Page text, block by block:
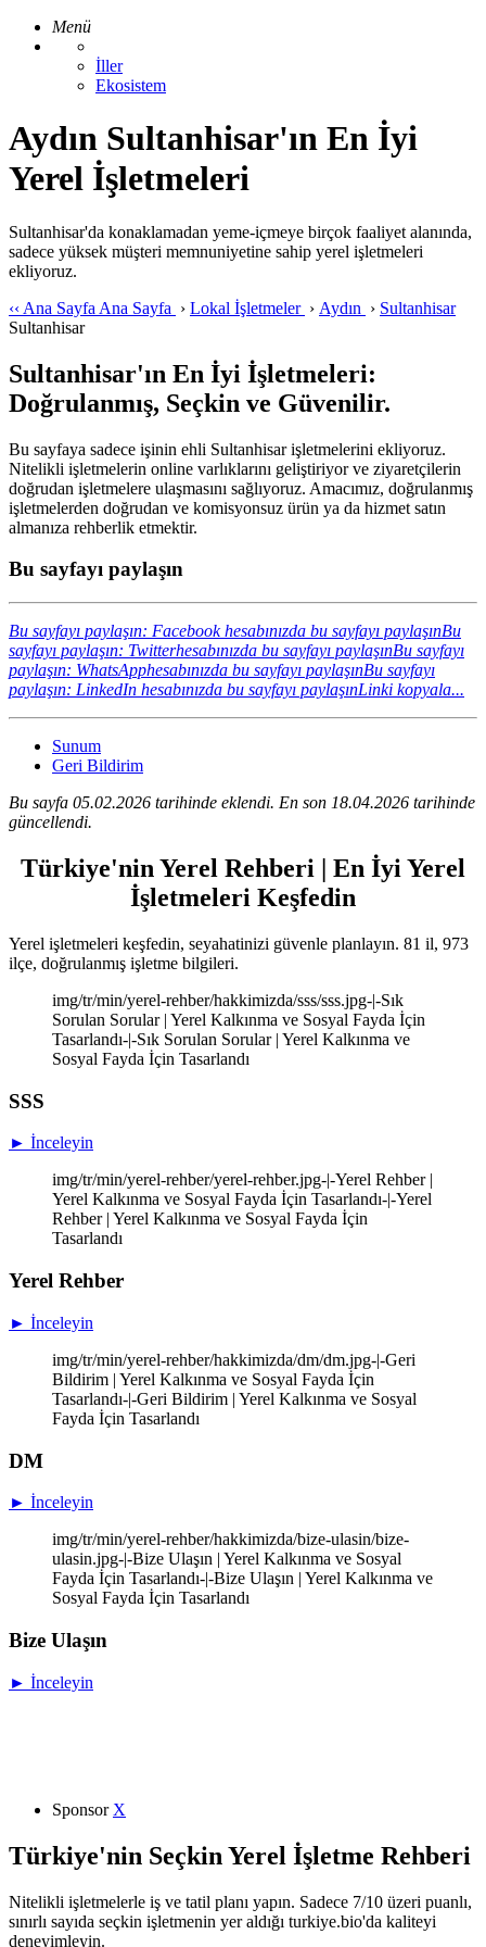
Menü
İller
Ekosistem
Aydın Sultanhisar'ın En İyi
Yerel İşletmeleri
Sultanhisar'da konaklamadan yeme-içmeye birçok faaliyet alanında,
sadece yüksek müşteri memnuniyetine sahip yerel işletmeleri
ekliyoruz.
‹‹ Ana Sayfa Ana Sayfa › Lokal İşletmeler › Aydın › Sultanhisar
Sultanhisar
Sultanhisar'ın En İyi İşletmeleri:
Doğrulanmış, Seçkin ve Güvenilir.
Bu sayfaya sadece işinin ehli Sultanhisar işletmelerini ekliyoruz.
Nitelikli işletmelerin online varlıklarını geliştiriyor ve ziyaretçilerin
doğrudan işletmelere ulaşmasını sağlıyoruz. Amacımız, doğrulanmış
işletmelerden doğrudan ve komisyonsuz ürün ya da hizmet satın
almanıza rehberlik etmektir.
Bu sayfayı paylaşın
Bu sayfayı paylaşın: Facebook hesabınızda bu sayfayı paylaşınBu
sayfayı paylaşın: Twitterhesabınızda bu sayfayı paylaşınBu sayfayı
paylaşın: WhatsApphesabınızda bu sayfayı paylaşınBu sayfayı
paylaşın: LinkedIn hesabınızda bu sayfayı paylaşınLinki kopyala...
Sunum
Geri Bildirim
Bu sayfa 05.02.2026 tarihinde eklendi. En son 18.04.2026 tarihinde
güncellendi.
Türkiye'nin Yerel Rehberi | En İyi Yerel
İşletmeleri Keşfedin
Yerel işletmeleri keşfedin, seyahatinizi güvenle planlayın. 81 il, 973
ilçe, doğrulanmış işletme bilgileri.
img/tr/min/yerel-rehber/hakkimizda/sss/sss.jpg-|-Sık
Sorulan Sorular | Yerel Kalkınma ve Sosyal Fayda İçin
Tasarlandı-|-Sık Sorulan Sorular | Yerel Kalkınma ve
Sosyal Fayda İçin Tasarlandı
SSS
► İnceleyin
img/tr/min/yerel-rehber/yerel-rehber.jpg-|-Yerel Rehber |
Yerel Kalkınma ve Sosyal Fayda İçin Tasarlandı-|-Yerel
Rehber | Yerel Kalkınma ve Sosyal Fayda İçin
Tasarlandı
Yerel Rehber
► İnceleyin
img/tr/min/yerel-rehber/hakkimizda/dm/dm.jpg-|-Geri
Bildirim | Yerel Kalkınma ve Sosyal Fayda İçin
Tasarlandı-|-Geri Bildirim | Yerel Kalkınma ve Sosyal
Fayda İçin Tasarlandı
DM
► İnceleyin
img/tr/min/yerel-rehber/hakkimizda/bize-ulasin/bize-
ulasin.jpg-|-Bize Ulaşın | Yerel Kalkınma ve Sosyal
Fayda İçin Tasarlandı-|-Bize Ulaşın | Yerel Kalkınma ve
Sosyal Fayda İçin Tasarlandı
Bize Ulaşın
► İnceleyin
Sponsor X
Türkiye'nin Seçkin Yerel İşletme Rehberi
Nitelikli işletmelerle iş ve tatil planı yapın. Sadece 7/10 üzeri puanlı,
sınırlı sayıda seçkin işletmenin yer aldığı turkiye.bio'da kaliteyi
deneyimleyin.